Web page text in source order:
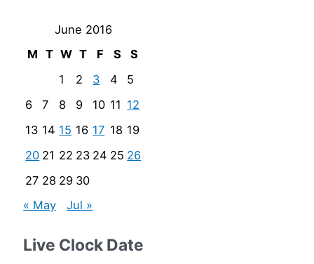
June 2016
M T W T F S
S
1
2 3 4
5
6
7 8 9 10 11 12
13 14 15 16 17 18 19
20 21 22 23 24 25 26
27 28 29 30
« May
Jul »
Live Clock Date